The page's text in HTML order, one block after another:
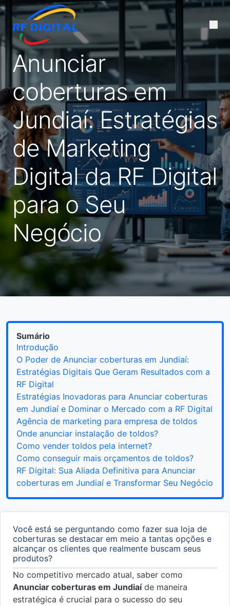
Anunciar
coberturas em
Jundiaí: Estratégias
de Marketing
Digital da RF Digital
para o Seu
Negócio
Sumário
Introdução
O Poder de Anunciar coberturas em Jundiaí:
Estratégias Digitais Que Geram Resultados com a
RF Digital
Estratégias Inovadoras para Anunciar coberturas
em Jundiaí e Dominar o Mercado com a RF Digital
Agência de marketing para empresa de toldos
Onde anunciar instalação de toldos?
Como vender toldos pela internet?
Como conseguir mais orçamentos de toldos?
RF Digital: Sua Aliada Definitiva para Anunciar
coberturas em Jundiaí e Transformar Seu Negócio
Você está se perguntando como fazer sua loja de
coberturas se destacar em meio a tantas opções e
alcançar os clientes que realmente buscam seus
produtos?
No competitivo mercado atual, saber como
Anunciar coberturas em Jundiaíde maneira
estratégica é crucial para o sucesso do seu